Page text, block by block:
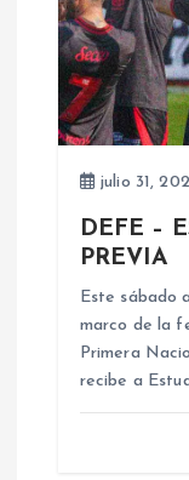
ó
n
julio 31,
DEFE –
PREVIA
Este sábado
marco de la
Primera
recibe a